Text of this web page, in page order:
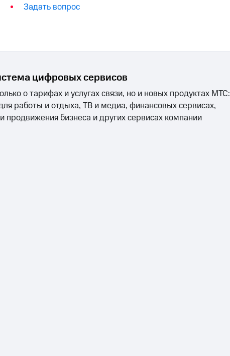
Задать вопрос
цифровых сервисов
о тарифах и услугах связи, но и новых продуктах МТС:
работы и отдыха, ТВ и медиа, финансовых сервисах,
продвижения бизнеса и других сервисах компании